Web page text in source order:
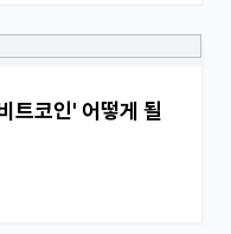
트코인' 어떻게 될